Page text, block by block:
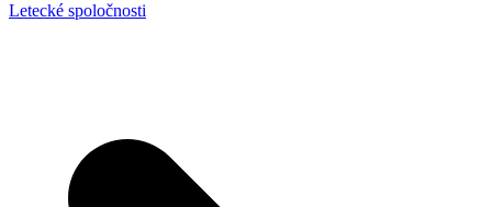
Letecké spoločnosti